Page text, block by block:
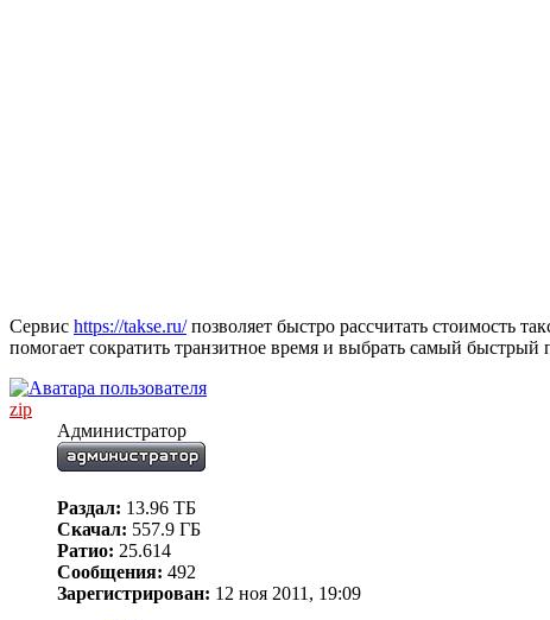
Сервис https://takse.ru/позволяет быстро рассчитать стоимость
помогает сократить транзитное время и выбрать самый быстрый
zip
Администратор
Раздал: 13.96 ТБ
Скачал: 557.9 ГБ
Ратио: 25.614
Сообщения: 492
Зарегистрирован: 12 ноя 2011, 19:09